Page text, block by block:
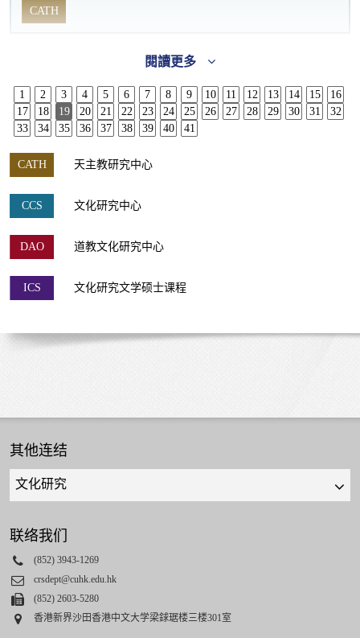
CATH
閱讀更多
1 2 3 4 5 6 7 8 9 10 11 12 13 14 15
16
17
18 19 20 21 22 23 24 25 26 27 28 29 30 31
32
33
34 35 36 37 38 39 40 41
CATH 天主教研究中心
CCS 文化研究中心
DAO 道教文化研究中心
ICS 文化研究文学硕士课程
其他连结
Quick
links
select
联络我们
Phone
(852) 3943-1269
Email
crsdept@cuhk.edu.hk
Fax(852) 2603-5280
Address
香港新界沙田香港中文大学梁銶琚楼三楼301室